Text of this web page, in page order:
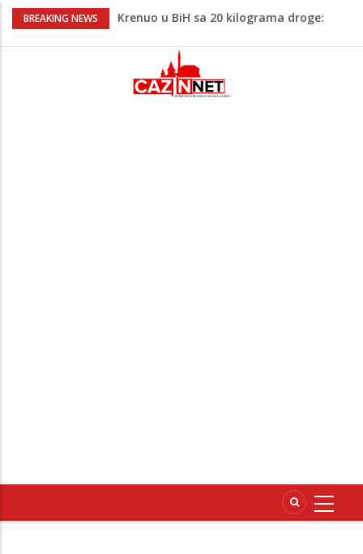
BREAKING NEWS
Krenuo u BiH sa 20 kilograma droge:
Juventus igra protiv Intera, Spaleti
razočarao navijače iz BiH
Užas: Uhapšen Italijan (45) kako